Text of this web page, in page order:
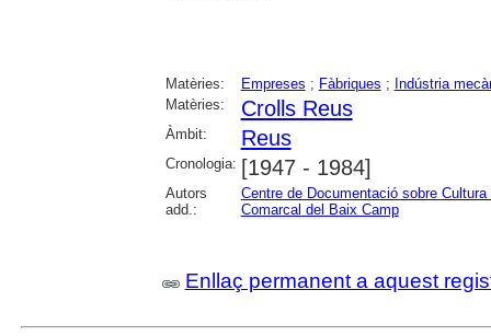
Matèries: Empreses ; Fàbriques ; Indústria
Matèries:
Crolls Reus
Àmbit: Reus
Cronologia: [1947 - 1984]
Autors
add.:
Centre de Documentació sobre
Comarcal del Baix Camp
Enllaç permanent a aquest